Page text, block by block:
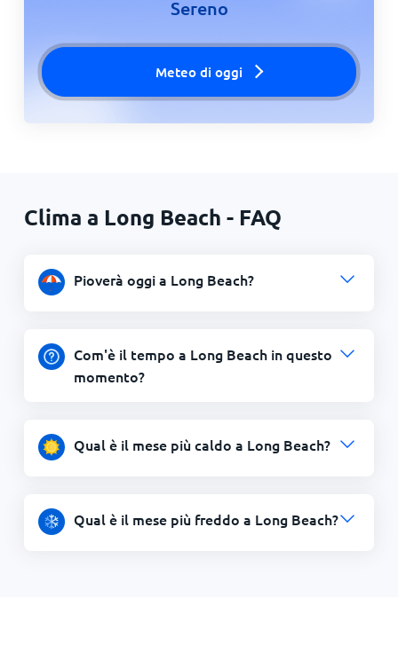
Sereno
Meteo di oggi
Clima a Long Beach - FAQ
Pioverà oggi a Long Beach?
Com'è il tempo a Long Beach in questo
momento?
Qual è il mese più caldo a Long Beach?
Qual è il mese più freddo a Long Beach?